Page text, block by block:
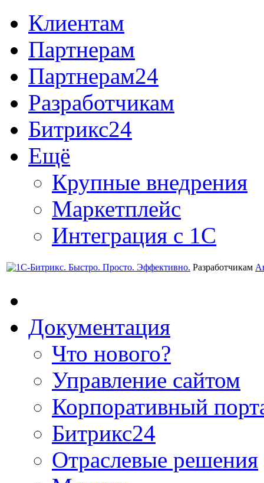
Клиентам
Партнерам
Партнерам24
Разработчикам
Битрикс24
Ещё
Крупные внедрения
Маркетплейс
Интеграция с 1С
Разработчикам
Документация
Что нового?
Управление сайтом
Корпоративный
Битрикс24
Отраслевые решения